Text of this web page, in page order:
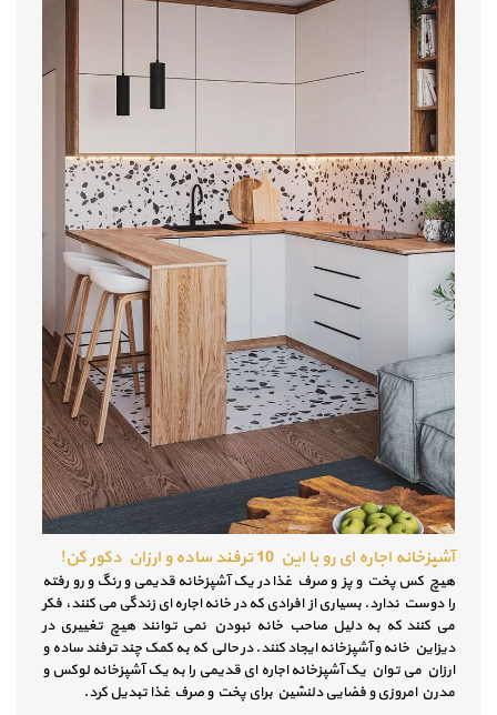
آشپزخانه اجاره ای رو با این 10 ترفند ساده و ارزان دکور کن!
هیچ کس پخت و پز و صرف غذا در یک آشپزخانه قدیمی و رنگ و رو رفته
را دوست ندارد. بسیاری از افرادی که در خانه اجاره ای زندگی می کنند، فکر
می کنند که به دلیل صاحب خانه نبودن نمی توانند هیچ تغییری در
دیزاین خانه و آشپزخانه ایجاد کنند. در حالی که به کمک چند ترفند ساده و
ارزان می توان یک آشپزخانه اجاره ای قدیمی را به یک آشپزخانه لوکس و
مدرن امروزی و فضایی دلنشین برای پخت و صرف غذا تبدیل کرد.